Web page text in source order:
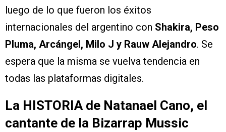
luego de lo que fueron los éxitos
internacionales del argentino con Shakira, Peso
Pluma, Arcángel, Milo J y Rauw Alejandro. Se
espera que la misma se vuelva tendencia en
todas las plataformas digitales.
La HISTORIA de Natanael Cano, el
cantante de la Bizarrap Mussic